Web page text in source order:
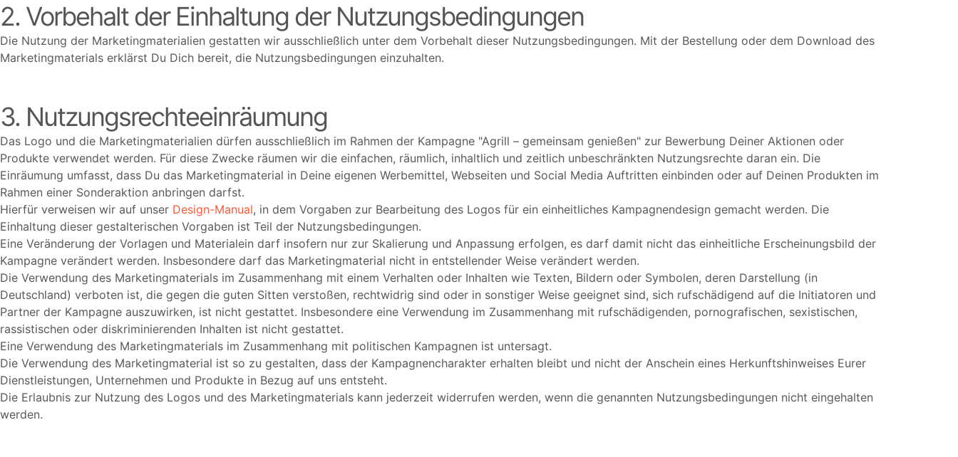
2. Vorbehalt der Einhaltung der Nutzungsbedingungen
Die Nutzung der Marketingmaterialien gestatten wir ausschließlich unter dem Vorbehalt dieser Nutzungsbedingungen. Mit der Bestellung oder dem Download des
Marketingmaterials erklärst Du Dich bereit, die Nutzungsbedingungen einzuhalten.
3. Nutzungsrechteeinräumung
Das Logo und die Marketingmaterialien dürfen ausschließlich im Rahmen der Kampagne Agrill – gemeinsam genießen
zur Bewerbung Deiner Aktionen oder
Produkte verwendet werden. Für diese Zwecke räumen wir die einfachen, räumlich, inhaltlich und zeitlich unbeschränkten Nutzungsrechte daran ein. Die
Einräumung umfasst, dass Du das Marketingmaterial in Deine eigenen Werbemittel, Webseiten und Social Media Auftritten einbinden oder auf Deinen Produkten im
Rahmen einer Sonderaktion anbringen darfst.
Hierfür verweisen wir auf unser Design-Manual, in dem Vorgaben zur Bearbeitung des Logos für ein einheitliches Kampagnendesign gemacht werden. Die
Einhaltung dieser gestalterischen Vorgaben ist Teil der Nutzungsbedingungen.
Eine Veränderung der Vorlagen und Materialein darf insofern nur zur Skalierung und Anpassung erfolgen, es darf damit nicht das einheitliche Erscheinungsbild der
Kampagne verändert werden. Insbesondere darf das Marketingmaterial nicht in entstellender Weise verändert werden.
Die Verwendung des Marketingmaterials im Zusammenhang mit einem Verhalten oder Inhalten wie Texten, Bildern oder Symbolen, deren Darstellung (in
Deutschland) verboten ist, die gegen die guten Sitten verstoßen, rechtwidrig sind oder in sonstiger Weise geeignet sind, sich rufschädigend auf die Initiatoren und
Partner der Kampagne auszuwirken, ist nicht gestattet. Insbesondere eine Verwendung im Zusammenhang mit rufschädigenden, pornografischen, sexistischen,
rassistischen oder diskriminierenden Inhalten ist nicht gestattet.
Eine Verwendung des Marketingmaterials im Zusammenhang mit politischen Kampagnen ist untersagt.
Die Verwendung des Marketingmaterial ist so zu gestalten, dass der Kampagnencharakter erhalten bleibt und nicht der Anschein eines Herkunftshinweises Eurer
Dienstleistungen, Unternehmen und Produkte in Bezug auf uns entsteht.
Die Erlaubnis zur Nutzung des Logos und des Marketingmaterials kann jederzeit widerrufen werden, wenn die genannten Nutzungsbedingungen nicht eingehalten
werden.